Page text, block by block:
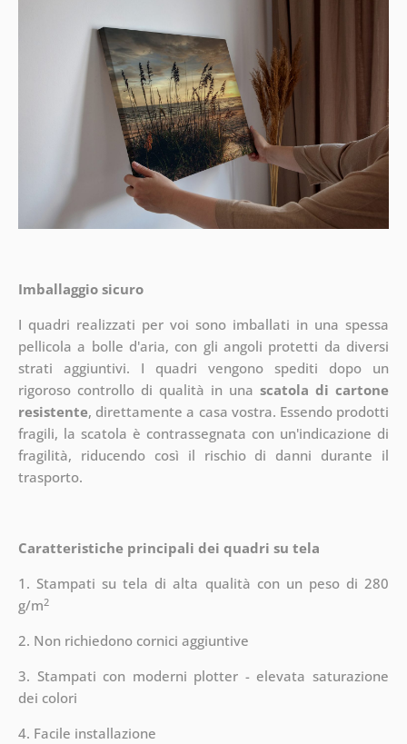
Imballaggio sicuro
I quadri realizzati per voi sono imballati in una spessa
pellicola a bolle d'aria, con gli angoli protetti da diversi
strati aggiuntivi. I quadri vengono spediti dopo un
rigoroso controllo di qualità in unascatola di cartone
resistente, direttamente a casa vostra. Essendo prodotti
fragili, la scatola è contrassegnata con un'indicazione di
fragilità, riducendo così il rischio di danni durante il
trasporto.
Caratteristiche principali dei quadri su tela
1. Stampati su tela di alta qualità con un peso di 280
g/m2
2. Non richiedono cornici aggiuntive
3. Stampati con moderni plotter - elevata saturazione
dei colori
4. Facile installazione